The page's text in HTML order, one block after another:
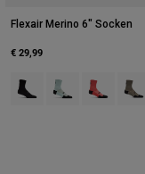
Flexair Merino 6" Socken
€ 29,99
Product swatch type of
Product swatch
Product